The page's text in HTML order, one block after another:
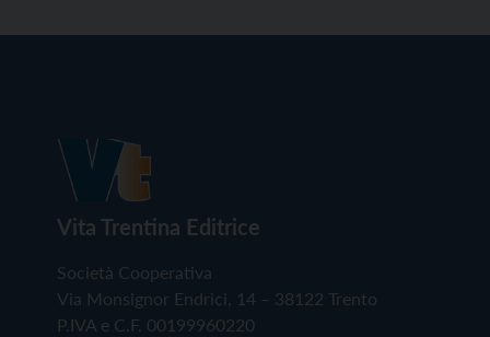
Vita Trentina Editrice
Società Cooperativa
Via Monsignor Endrici, 14 – 38122 Trento
P.IVA e C.F. 00199960220